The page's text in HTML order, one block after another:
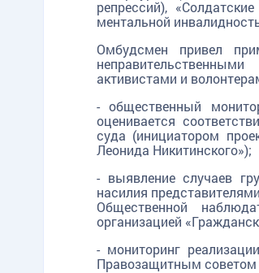
репрессий),
ментальной
Омбудсмен привел
активистами и
- общественный
оценивается
суда (инициатором
Леонида Никитинского»);
- выявление случаев
насилия
Общественной
организацией
- мониторинг
Правозащитным советом